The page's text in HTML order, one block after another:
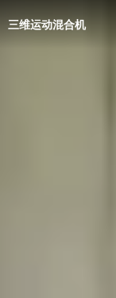
三维运动混合机